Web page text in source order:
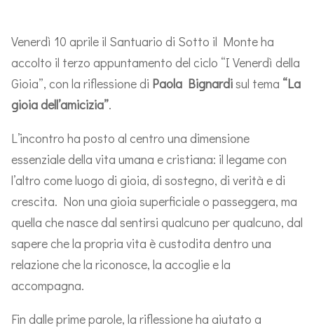
Venerdì 10 aprile il Santuario di Sotto il Monte ha
accolto il terzo appuntamento del ciclo “I Venerdì della
Gioia”, con la riflessione di Paola Bignardisul tema “La
gioia dell’amicizia”.
L’incontro ha posto al centro una dimensione
essenziale della vita umana e cristiana: il legame con
l’altro come luogo di gioia, di sostegno, di verità e di
crescita. Non una gioia superficiale o passeggera, ma
quella che nasce dal sentirsi qualcuno per qualcuno, dal
sapere che la propria vita è custodita dentro una
relazione che la riconosce, la accoglie e la
accompagna.
Fin dalle prime parole, la riflessione ha aiutato a